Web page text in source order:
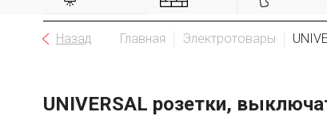
Назад Главная Электротовары
UNIVERSAL розетки,